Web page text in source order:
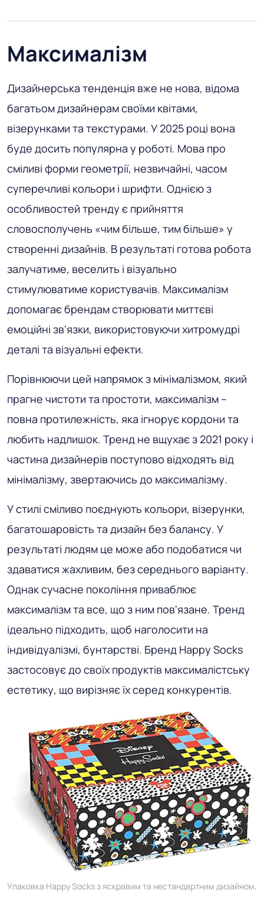
Максималізм
Дизайнерська тенденція вже не нова, відома
багатьом дизайнерам своїми квітами,
візерунками та текстурами. У 2025 році вона
буде досить популярна у роботі. Мова про
сміливі форми геометрії, незвичайні, часом
суперечливі кольори і шрифти. Однією з
особливостей тренду є прийняття
словосполучень «чим більше, тим більше» у
створенні дизайнів. В результаті готова робота
залучатиме, веселить і візуально
стимулюватиме користувачів. Максималізм
допомагає брендам створювати миттєві
емоційні зв'язки, використовуючи хитромудрі
деталі та візуальні ефекти.
Порівнюючи цей напрямок з мінімалізмом, який
прагне чистоти та простоти, максималізм –
повна протилежність, яка ігнорує кордони та
любить надлишок. Тренд не вщухає з 2021 року і
частина дизайнерів поступово відходять від
мінімалізму, звертаючись до максималізму.
У стилі сміливо поєднують кольори, візерунки,
багатошаровість та дизайн без балансу. У
результаті людям це може або подобатися чи
здаватися жахливим, без середнього варіанту.
Однак сучасне покоління приваблює
максималізм та все, що з ним пов'язане. Тренд
ідеально підходить, щоб наголосити на
індивідуалізмі, бунтарстві. Бренд Happy Socks
застосовує до своїх продуктів максималістську
естетику, що вирізняє їх серед конкурентів.
Упаковка Happy Socks з яскравим та нестандартним дизайном,